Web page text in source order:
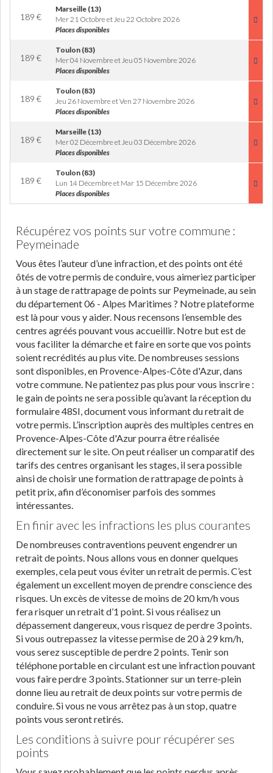
189 €
Marseille (13)
Mer 21 Octobre et Jeu 22 Octobre 2026
Places disponibles
189 €
Toulon (83)
Mer 04 Novembre et Jeu 05 Novembre 2026
Places disponibles
189 €
Toulon (83)
Jeu 26 Novembre et Ven 27 Novembre 2026
Places disponibles
189 €
Marseille (13)
Mer 02 Décembre et Jeu 03 Décembre 2026
Places disponibles
189 €
Toulon (83)
Lun 14 Décembre et Mar 15 Décembre 2026
Places disponibles
Récupérez vos points sur votre commune :
Peymeinade
Vous êtes l’auteur d’une infraction, et des points ont été
ôtés de votre permis de conduire, vous aimeriez participer
à un stage de rattrapage de points sur Peymeinade, au sein
du département 06 - Alpes Maritimes ? Notre plateforme
est là pour vous y aider. Nous recensons l’ensemble des
centres agréés pouvant vous accueillir. Notre but est de
vous faciliter la démarche et faire en sorte que vos points
soient recrédités au plus vite. De nombreuses sessions
sont disponibles, en Provence-Alpes-Côte d'Azur, dans
votre commune. Ne patientez pas plus pour vous inscrire :
le gain de points ne sera possible qu’avant la réception du
formulaire 48SI, document vous informant du retrait de
votre permis. L’inscription auprès des multiples centres en
Provence-Alpes-Côte d'Azur pourra être réalisée
directement sur le site. On peut réaliser un comparatif des
tarifs des centres organisant les stages, il sera possible
ainsi de choisir une formation de rattrapage de points à
petit prix, afin d’économiser parfois des sommes
intéressantes.
En finir avec les infractions les plus courantes
De nombreuses contraventions peuvent engendrer un
retrait de points. Nous allons vous en donner quelques
exemples, cela peut vous éviter un retrait de permis. C’est
également un excellent moyen de prendre conscience des
risques. Un excès de vitesse de moins de 20 km/h vous
fera risquer un retrait d’1 point. Si vous réalisez un
dépassement dangereux, vous risquez de perdre 3 points.
Si vous outrepassez la vitesse permise de 20 à 29 km/h,
vous serez susceptible de perdre 2 points. Tenir son
téléphone portable en circulant est une infraction pouvant
vous faire perdre 3 points. Stationner sur un terre-plein
donne lieu au retrait de deux points sur votre permis de
conduire. Si vous ne vous arrêtez pas à un stop, quatre
points vous seront retirés.
Les conditions à suivre pour récupérer ses
points